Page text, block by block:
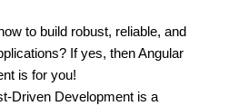
to build robust, reliable, and
If yes, then Angular
is for you!
Driven Development is a